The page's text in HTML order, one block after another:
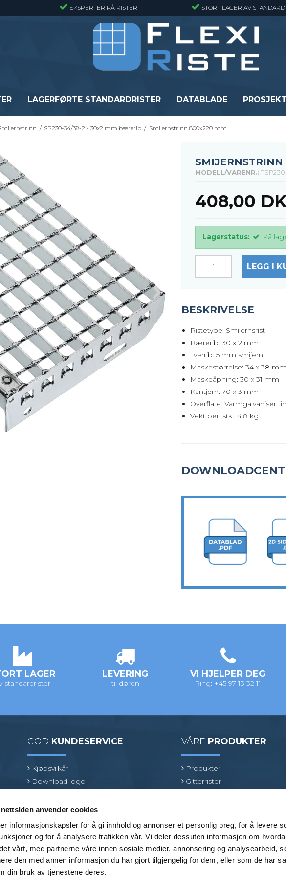
nettsiden anvender cookies
informasjonskapsler for å gi innhold og annonser et personlig preg, for å levere
og for å analysere trafikken vår. Vi deler dessuten informasjon om
vårt, med partnerne våre innen sosiale medier, annonsering og analysearbeid,
den med annen informasjon du har gjort tilgjengelig for dem, eller som de har
din bruk av tjenestene deres.
EKSPERTER PÅ RISTER STORT LAGER AV
trinn – S235JR
alle
Gitterrister matter
GRP
Level
Justerbare ben
LAGERFØRTE STANDARDRISTER DATABLADE
/ SP230-34/38-2 - 30x2 mm bærerib / Smijernstrinn 800x220 mm
MODELL/VARENR.:
408,00
Lagerstatus: På
LEGG I
BESKRIVELSE
Ristetype: Smijernsrist
Bærerib: 30 x 2 mm
Tverrib: 5 mm smijern
Maskestørrelse: 34 x 38 mm
Maskeåpning: 30 x 31 mm
Kantjern: 70 x 3 mm
Overflate: Varmgalvanisert
Vekt per. stk.: 4,8 kg
LAGER
standardrister
LEVERING
til døren
VI HJELPER DEG
Ring: +45 97 13 32 11
GOD KUNDESERVICE
Kjøpsvilkår
Download logo
Find en produktspesialist
VÅRE PRODUKTER
Produkter
Gitterrister
Beslag
Bransjer